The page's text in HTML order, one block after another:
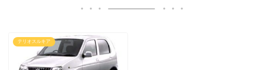
テリオスルキア